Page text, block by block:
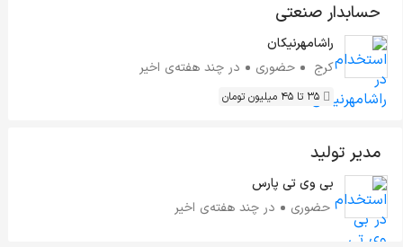
حسابدار صنعتی
راشامهرنیکان
کرج
حضوری در چند هفته‌ی اخیر
35 تا 45 میلیون تومان
مدیر تولید
بی وی تی پارس
حضوری
در چند هفته‌ی اخیر